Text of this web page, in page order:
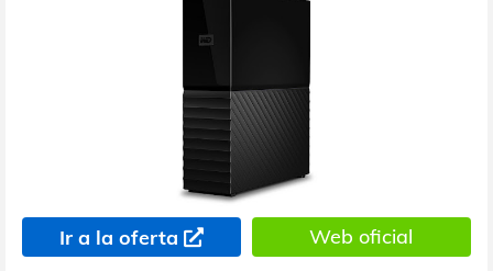
Ir a la oferta Web oficial